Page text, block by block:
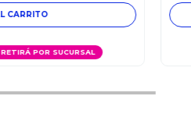
RETIRÁ POR SUCURSAL